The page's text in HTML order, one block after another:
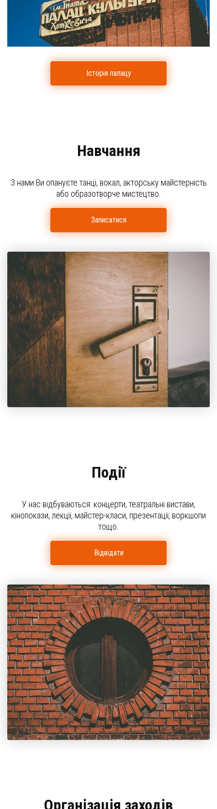
Історія палацу
Навчання
З нами Ви опануєте танці, вокал, акторську майстерність
або образотворче мистецтво.
Записатися
Події
У нас відбуваються: концерти, театральні вистави,
кінопокази, лекції, майстер-класи, презентації, воркшопи
тощо.
Відвідати
Організація заходів